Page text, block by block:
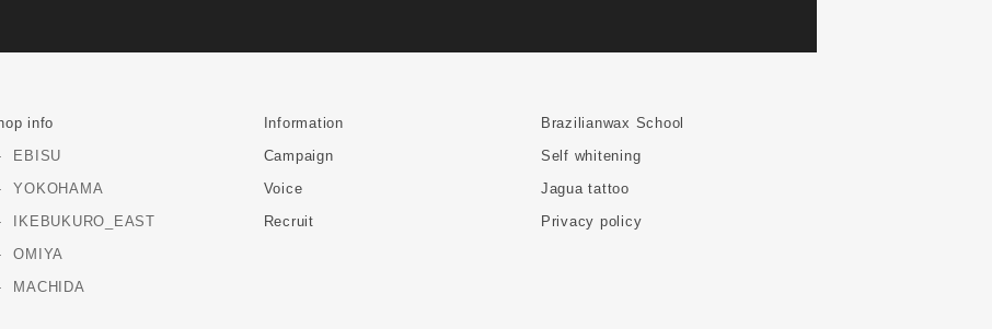
info
EBISU
YOKOHAMA
IKEBUKURO_EAST
OMIYA
MACHIDA
Information
Campaign
Voice
Recruit
Brazilianwax School
Self whitening
Jagua tattoo
Privacy policy